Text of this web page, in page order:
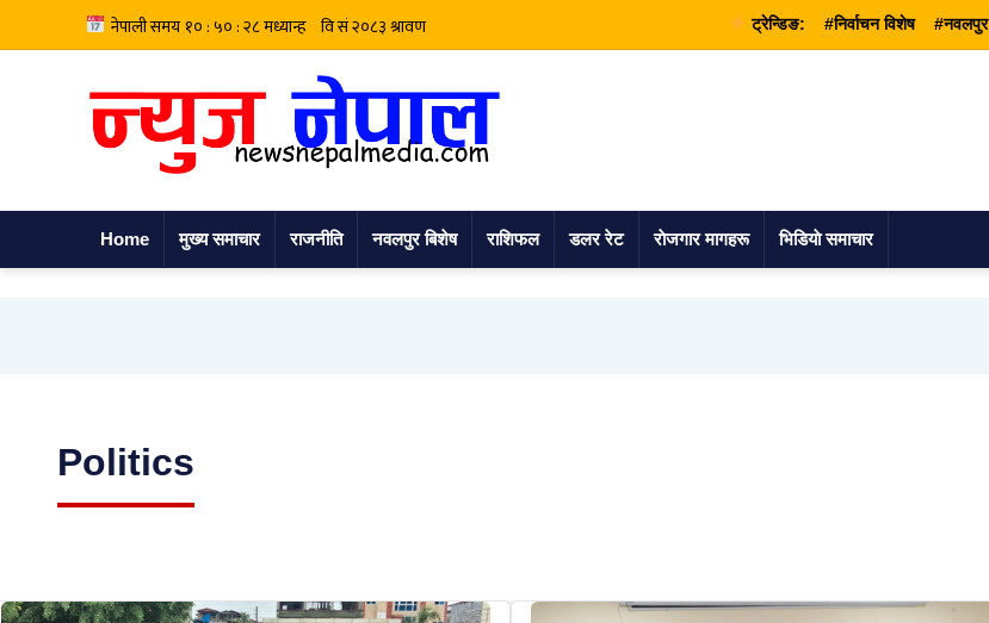
ट्रेन्डिङ: #निर्वाचन विशेष #नवलपुर
Home मुख्य समाचार राजनीति नवलपुर बिशेष राशिफल डलर रेट राेजगार मागहरू भिडियाे समाचार
Politics